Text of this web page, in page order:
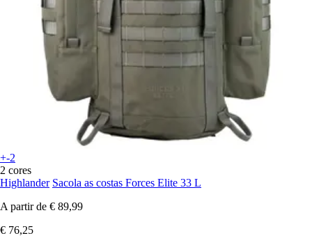
+-2
2 cores
Highlander Sacola as costas Forces Elite 33 L
A partir de € 89,99
€ 76,25